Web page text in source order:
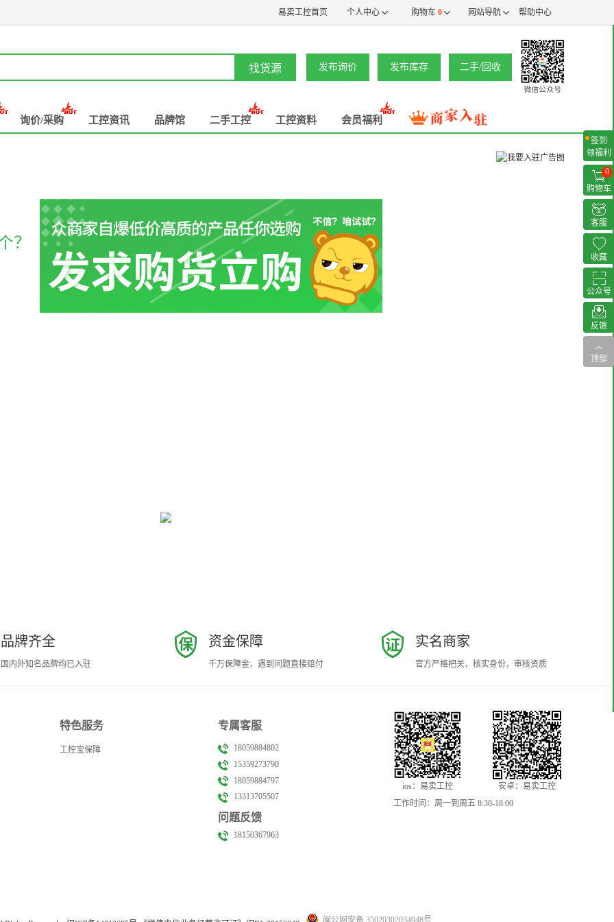
易卖工控首页 个人中心 购物车 0 网站导航 帮助中心
找货源 发布询价 发布库存 二手/回收
询价/采购 工控资讯 品牌馆 二手工控 工控资料 会员福利
？
品牌齐全
国内外知名品牌均已入驻
资金保障
千万保障金，遇到问题直接赔付
实名商家
官方严格把关，核实身份，审核资质
特色服务
工控宝保障
专属客服
18059884802
15359273790
18059884797
13313705507
问题反馈
18150367963
ios：易卖工控
安卓：易卖工控
工作时间：周一到周五 8:30-18:00
闽公网安备 35020302034948号
签到
领福利
0
购物车
客服
收藏
公众号
反馈
︿
顶部